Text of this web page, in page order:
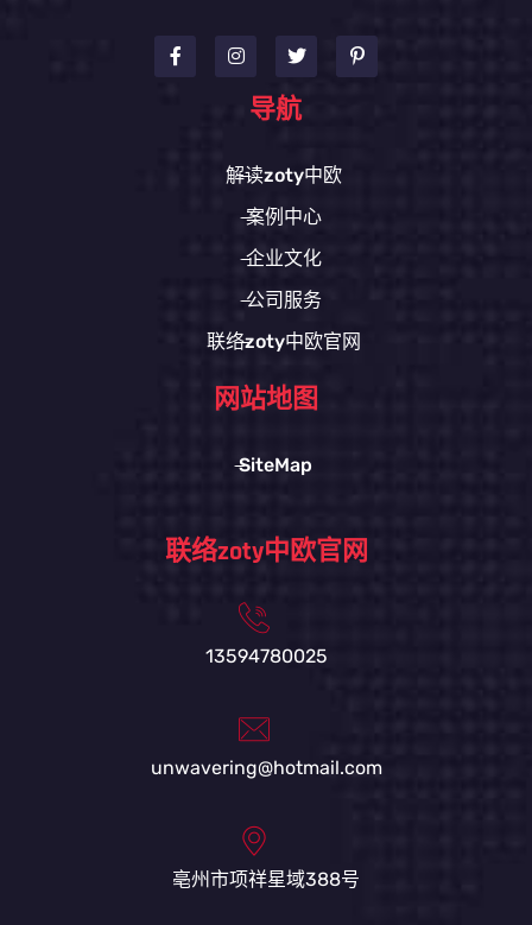
导航
解读zoty中欧
案例中心
企业文化
公司服务
联络zoty中欧官网
网站地图
SiteMap
联络zoty中欧官网
13594780025
unwavering@hotmail.com
亳州市项祥星域388号